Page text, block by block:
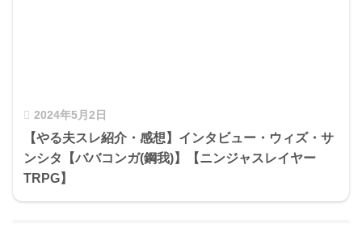
2024年5月2日
【やる夫スレ紹介・感想】インタビュー・ウィズ・サ
ンシタ【ババコンガ(鋼我)】【ニンジャスレイヤー
TRPG】